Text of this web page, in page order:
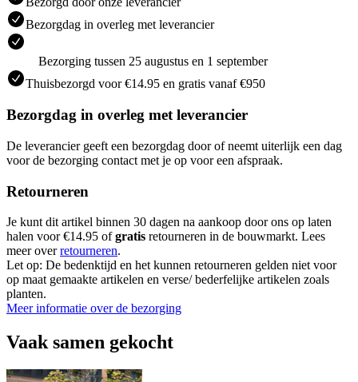
Bezorgdag in overleg met leverancier
Bezorging tussen 25 augustus en 1 september
Thuisbezorgd voor €14.95 en gratis vanaf €950
Bezorgdag in overleg met leverancier
De leverancier geeft een bezorgdag door of neemt uiterlijk een dag
voor de bezorging contact met je op voor een afspraak.
Retourneren
Je kunt dit artikel binnen 30 dagen na aankoop door ons op laten
halen voor €14.95 ofgratis retourneren in de bouwmarkt. Lees
meer overretourneren.
Let op: De bedenktijd en het kunnen retourneren gelden niet voor
op maat gemaakte artikelen en verse/ bederfelijke artikelen zoals
planten.
Meer informatie over de bezorging
Vaak samen gekocht